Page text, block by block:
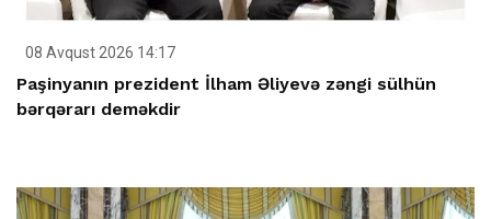
08 Avqust 2026 14:17
Paşinyanın prezident İlham Əliyevə zəngi sülhün
bərqərarı deməkdir